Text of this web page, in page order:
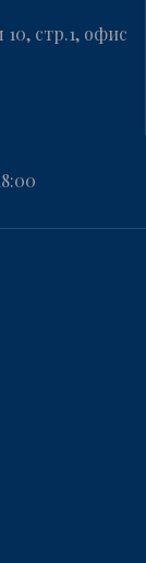
стр.1, офис